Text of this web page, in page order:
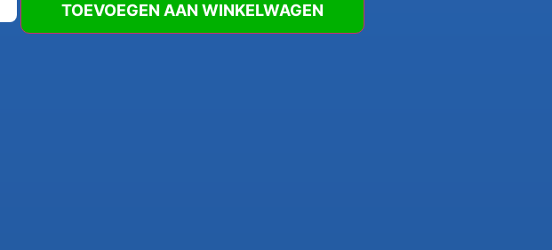
TOEVOEGEN AAN WINKELWAGEN